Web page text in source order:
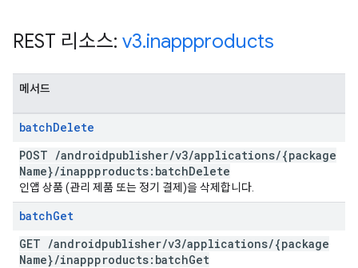
REST 리소스: v3.inappproducts
메서드
batchDelete
POST /androidpublisher/v3/applications/{package
Name}/inappproducts:batchDelete
인앱 상품 (관리 제품 또는 정기 결제)을 삭제합니다.
batchGet
GET /androidpublisher/v3/applications/{package
Name}/inappproducts:batchGet